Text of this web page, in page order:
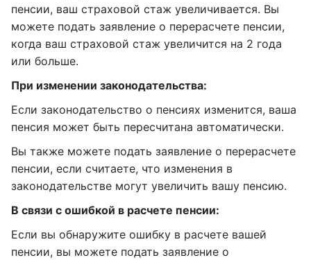
пенсии, ваш страховой стаж увеличивается. Вы
можете подать заявление о перерасчете пенсии,
когда ваш страховой стаж увеличится на 2 года
или больше.
При изменении законодательства:
Если законодательство о пенсиях изменится, ваша
пенсия может быть пересчитана автоматически.
Вы также можете подать заявление о перерасчете
пенсии, если считаете, что изменения в
законодательстве могут увеличить вашу пенсию.
В связи с ошибкой в расчете пенсии:
Если вы обнаружите ошибку в расчете вашей
пенсии, вы можете подать заявление о